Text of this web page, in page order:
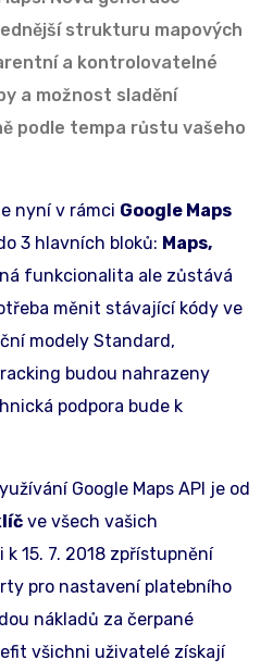
strukturu mapových
a kontrolovatelné
a možnost sladění
podle tempa růstu vašeho
nyní v rámci Google Maps
3 hlavních bloků: Maps,
funkcionalita ale zůstává
měnit stávající kódy ve
modely Standard,
budou nahrazeny
podpora bude k
Google Maps API je od
ve všech vašich
15. 7. 2018 zpřístupnění
pro nastavení platebního
nákladů za čerpané
všichni uživatelé získají